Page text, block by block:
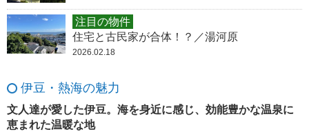
注目の物件
住宅と古民家が合体！？／湯河原
2026.02.18
伊豆・熱海の魅力
文人達が愛した伊豆。海を身近に感じ、効能豊かな温泉に
恵まれた温暖な地